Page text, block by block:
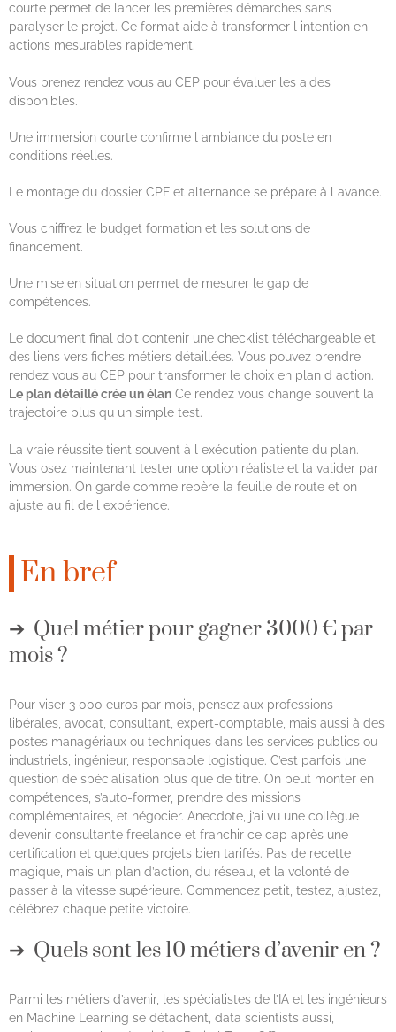
courte permet de lancer les premières démarches sans
paralyser le projet. Ce format aide à transformer l intention en
actions mesurables rapidement.
Vous prenez rendez vous au CEP pour évaluer les aides
disponibles.
Une immersion courte confirme l ambiance du poste en
conditions réelles.
Le montage du dossier CPF et alternance se prépare à l avance.
Vous chiffrez le budget formation et les solutions de
financement.
Une mise en situation permet de mesurer le gap de
compétences.
Le document final doit contenir une checklist téléchargeable et
des liens vers fiches métiers détaillées. Vous pouvez prendre
rendez vous au CEP pour transformer le choix en plan d action.
Le plan détaillé crée un élan Ce rendez vous change souvent la
trajectoire plus qu un simple test.
La vraie réussite tient souvent à l exécution patiente du plan.
Vous osez maintenant tester une option réaliste et la valider par
immersion. On garde comme repère la feuille de route et on
ajuste au fil de l expérience.
En bref
Quel métier pour gagner 3000 € par
mois ?
Pour viser 3 000 euros par mois, pensez aux professions
libérales, avocat, consultant, expert-comptable, mais aussi à des
postes managériaux ou techniques dans les services publics ou
industriels, ingénieur, responsable logistique. C’est parfois une
question de spécialisation plus que de titre. On peut monter en
compétences, s’auto-former, prendre des missions
complémentaires, et négocier. Anecdote, j’ai vu une collègue
devenir consultante freelance et franchir ce cap après une
certification et quelques projets bien tarifés. Pas de recette
magique, mais un plan d’action, du réseau, et la volonté de
passer à la vitesse supérieure. Commencez petit, testez, ajustez,
célébrez chaque petite victoire.
Quels sont les 10 métiers d’avenir en ?
Parmi les métiers d’avenir, les spécialistes de l’IA et les ingénieurs
en Machine Learning se détachent, data scientists aussi,